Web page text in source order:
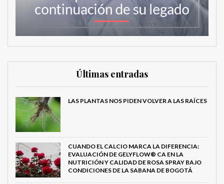
Últimas entradas
LAS PLANTAS NOS PIDEN VOLVER A LAS RAÍCES
CUANDO EL CALCIO MARCA LA DIFERENCIA:
EVALUACIÓN DE GELYFLOW® CA EN LA
NUTRICIÓN Y CALIDAD DE ROSA SPRAY BAJO
CONDICIONES DE LA SABANA DE BOGOTÁ